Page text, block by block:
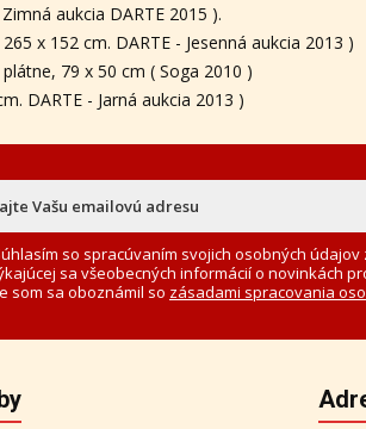
aukcia DARTE 2015 ).
x 152 cm. DARTE - Jesenná aukcia 2013 )
79 x 50 cm ( Soga 2010 )
DARTE - Jarná aukcia 2013 )
so spracúvaním svojich osobných
sa všeobecných informácií o novinkách
som sa oboznámil so zásadami spracovania